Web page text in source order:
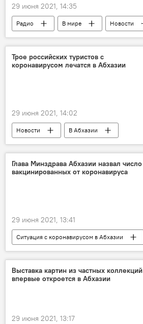
29 июня 2021, 14:35
Радио В мире
Новости
Мировая пандемия коронавируса COVID-19
Трое российских туристов с
коронавирусом лечатся в Абхазии
29 июня 2021, 14:02
Новости
В Абхазии
Ситуация с коронавирусом в Абхазии
Глава Минздрава Абхазии назвал число
вакцинированных от коронавируса
29 июня 2021, 13:41
Ситуация с коронавирусом в Абхазии
Новости
В Абхазии
Выставка картин из частных коллекций
впервые откроется в Абхазии
29 июня 2021, 13:17